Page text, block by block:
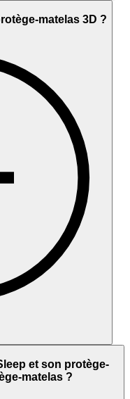
matelas 3D ?
et son protège-
matelas ?